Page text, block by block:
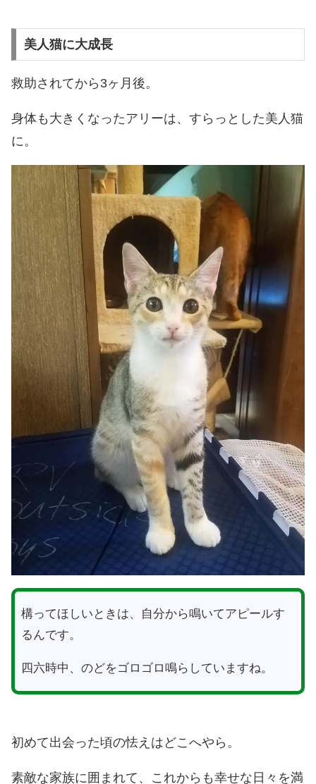
美人猫に大成長
救助されてから3ヶ月後。
身体も大きくなったアリーは、すらっとした美人猫
に。
構ってほしいときは、自分から鳴いてアピールす
るんです。
四六時中、のどをゴロゴロ鳴らしていますね。
初めて出会った頃の怯えはどこへやら。
素敵な家族に囲まれて、これからも幸せな日々を満